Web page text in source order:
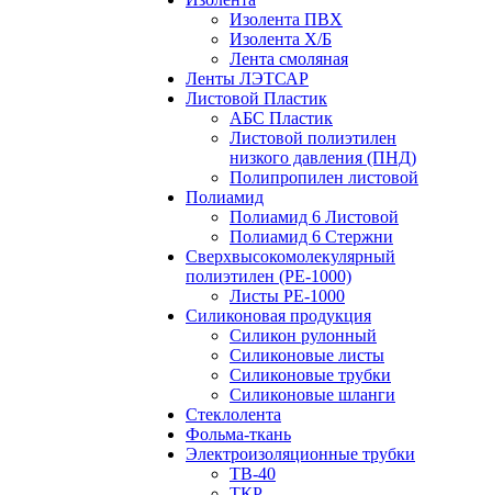
Изолента ПВХ
Изолента Х/Б
Лента смоляная
Ленты ЛЭТСАР
Листовой Пластик
АБС Пластик
Листовой полиэтилен
низкого давления (ПНД)
Полипропилен листовой
Полиамид
Полиамид 6 Листовой
Полиамид 6 Стержни
Сверхвысокомолекулярный
полиэтилен (PE-1000)
Листы РЕ-1000
Силиконовая продукция
Силикон рулонный
Силиконовые листы
Силиконовые трубки
Силиконовые шланги
Стеклолента
Фольма-ткань
Электроизоляционные трубки
ТВ-40